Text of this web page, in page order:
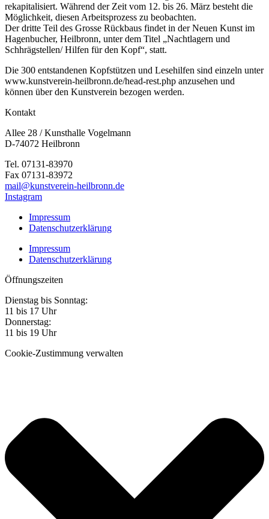
rekapitalisiert. Während der Zeit vom 12. bis 26. März besteht die
Möglichkeit, diesen Arbeitsprozess zu beobachten.
Der dritte Teil des Grosse Rückbaus findet in der Neuen Kunst im
Hagenbucher, Heilbronn, unter dem Titel „Nachtlagern und
Schhrägstellen/ Hilfen für den Kopf“, statt.
Die 300 entstandenen Kopfstützen und Lesehilfen sind einzeln unter
www.kunstverein-heilbronn.de/head-rest.php anzusehen und
können über den Kunstverein bezogen werden.
Kontakt
Allee 28 / Kunsthalle Vogelmann
D-74072 Heilbronn
Tel. 07131-83970
Fax 07131-83972
mail@kunstverein-heilbronn.de
Instagram
Impressum
Datenschutzerklärung
Impressum
Datenschutzerklärung
Öffnungszeiten
Dienstag bis Sonntag:
11 bis 17 Uhr
Donnerstag:
11 bis 19 Uhr
Cookie-Zustimmung verwalten